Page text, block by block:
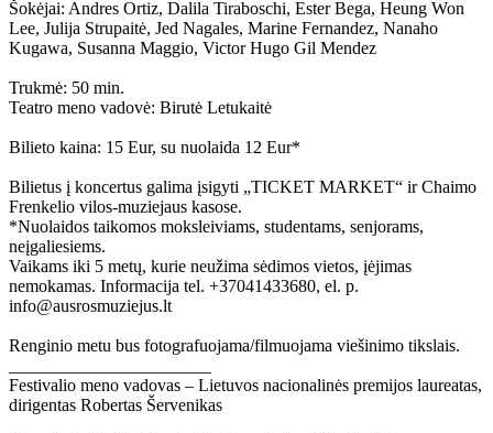
Šokėjai: Andres Ortiz, Dalila Tiraboschi, Ester Bega, Heung Won
Lee, Julija Strupaitė, Jed Nagales, Marine Fernandez, Nanaho
Kugawa, Susanna Maggio, Victor Hugo Gil Mendez
Trukmė: 50 min.
Teatro meno vadovė: Birutė Letukaitė
Bilieto kaina: 15 Eur, su nuolaida 12 Eur*
Bilietus į koncertus galima įsigyti „TICKET MARKET“ ir Chaimo
Frenkelio vilos-muziejaus kasose.
*Nuolaidos taikomos moksleiviams, studentams, senjorams,
neįgaliesiems.
Vaikams iki 5 metų, kurie neužima sėdimos vietos, įėjimas
nemokamas. Informacija tel. +37041433680, el. p.
info@ausrosmuziejus.lt
Renginio metu bus fotografuojama/filmuojama viešinimo tikslais.
Festivalio meno vadovas – Lietuvos nacionalinės premijos laureatas,
dirigentas Robertas Šervenikas